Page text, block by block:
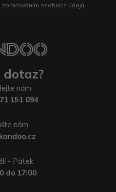
zpracováním osobních údajů
dotaz?
nám
151 094
nám
- Pátek
do 17:00